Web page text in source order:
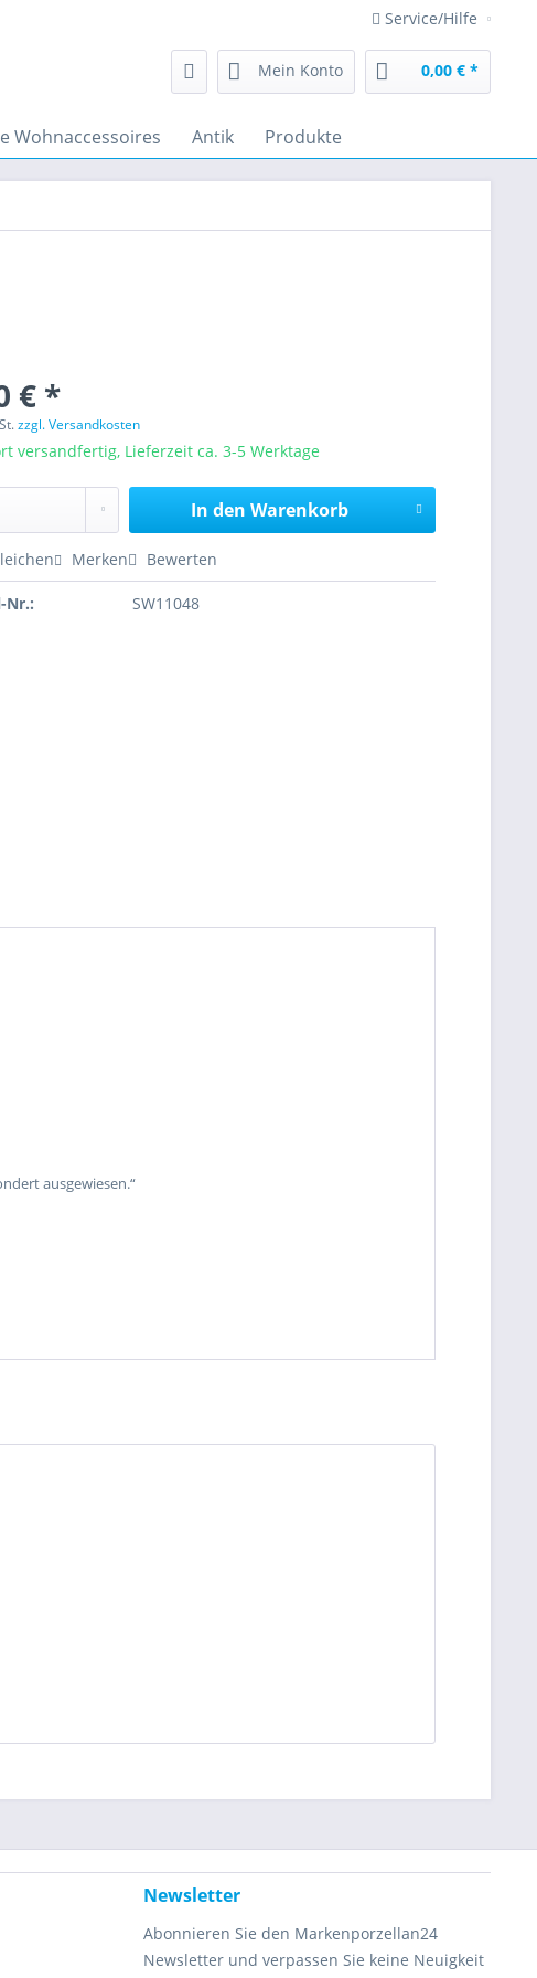
Service/Hilfe
Mein Konto 0,00 € *
Wohnaccessoires Antik Produkte
€ *
zzgl. Versandkosten
versandfertig, Lieferzeit ca. 3-5 Werktage
In den Warenkorb
Merken Bewerten
Nr.: SW11048
ausgewiesen.“
Newsletter
Abonnieren Sie den Markenporzellan24
Newsletter und verpassen Sie keine Neuigkeit